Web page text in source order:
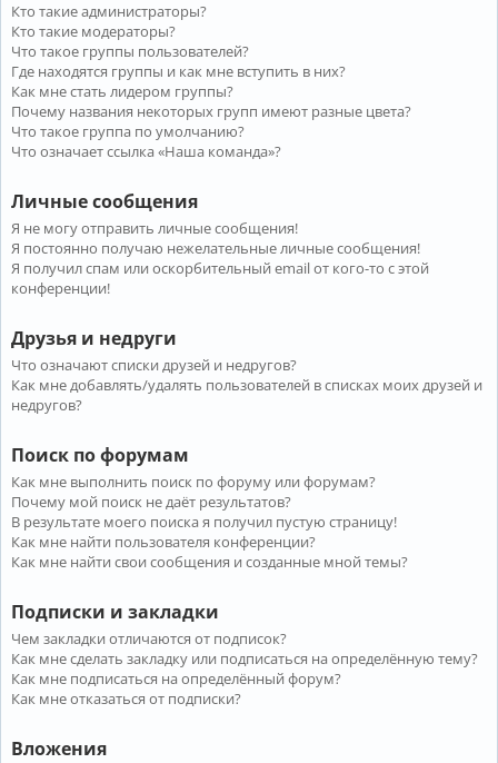
Кто такие администраторы?
Кто такие модераторы?
Что такое группы пользователей?
Где находятся группы и как мне вступить в них?
Как мне стать лидером группы?
Почему названия некоторых групп имеют разные цвета?
Что такое группа по умолчанию?
Что означает ссылка «Наша команда»?
Личные сообщения
Я не могу отправить личные сообщения!
Я постоянно получаю нежелательные личные сообщения!
Я получил спам или оскорбительный email от кого-то с этой
конференции!
Друзья и недруги
Что означают списки друзей и недругов?
Как мне добавлять/удалять пользователей в списках моих друзей и
недругов?
Поиск по форумам
Как мне выполнить поиск по форуму или форумам?
Почему мой поиск не даёт результатов?
В результате моего поиска я получил пустую страницу!
Как мне найти пользователя конференции?
Как мне найти свои сообщения и созданные мной темы?
Подписки и закладки
Чем закладки отличаются от подписок?
Как мне сделать закладку или подписаться на определённую тему?
Как мне подписаться на определённый форум?
Как мне отказаться от подписки?
Вложения